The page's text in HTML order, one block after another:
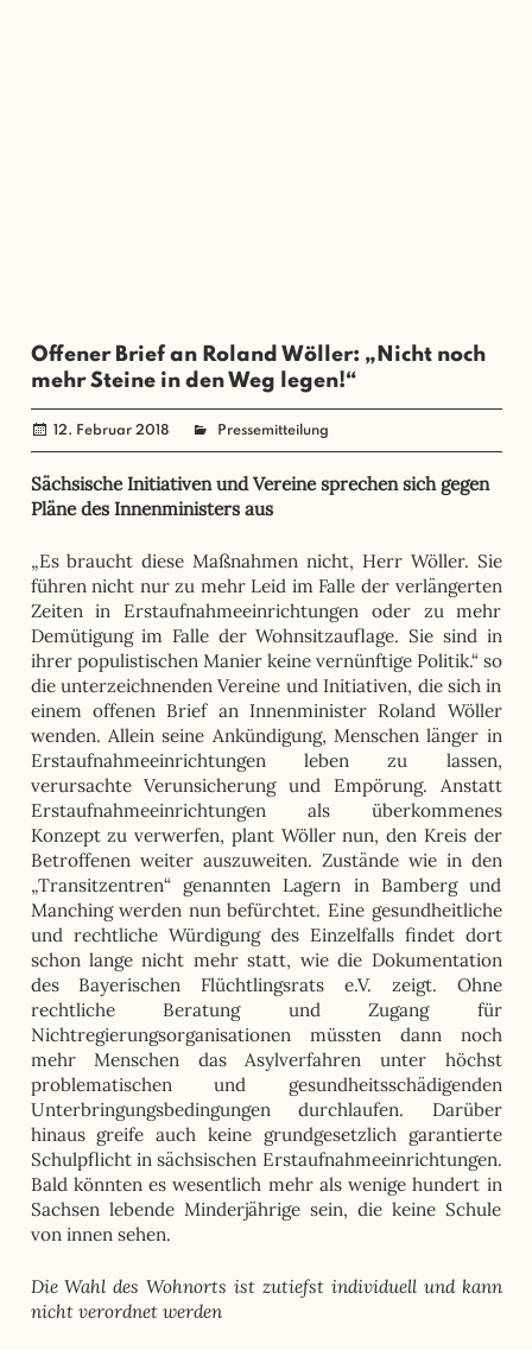
Offener Brief an Roland Wöller: „Nicht noch
mehr Steine in den Weg legen!“
12. Februar 2018 administrator
Pressemitteilung
Sächsische Initiativen und Vereine sprechen sich gegen
Pläne des Innenministers aus
„Es braucht diese Maßnahmen nicht, Herr Wöller. Sie
führen nicht nur zu mehr Leid im Falle der verlängerten
Zeiten in Erstaufnahmeeinrichtungen oder zu mehr
Demütigung im Falle der Wohnsitzauflage. Sie sind in
ihrer populistischen Manier keine vernünftige Politik.“ so
die unterzeichnenden Vereine und Initiativen, die sich in
einem offenen Brief an Innenminister Roland Wöller
wenden. Allein seine Ankündigung, Menschen länger in
Erstaufnahmeeinrichtungen leben zu lassen,
verursachte Verunsicherung und Empörung. Anstatt
Erstaufnahmeeinrichtungen als überkommenes
Konzept zu verwerfen, plant Wöller nun, den Kreis der
Betroffenen weiter auszuweiten. Zustände wie in den
„Transitzentren“ genannten Lagern in Bamberg und
Manching werden nun befürchtet. Eine gesundheitliche
und rechtliche Würdigung des Einzelfalls findet dort
schon lange nicht mehr statt, wie die Dokumentation
des Bayerischen Flüchtlingsrats e.V. zeigt. Ohne
rechtliche Beratung und Zugang für
Nichtregierungsorganisationen müssten dann noch
mehr Menschen das Asylverfahren unter höchst
problematischen und gesundheitsschädigenden
Unterbringungsbedingungen durchlaufen. Darüber
hinaus greife auch keine grundgesetzlich garantierte
Schulpflicht in sächsischen Erstaufnahmeeinrichtungen.
Bald könnten es wesentlich mehr als wenige hundert in
Sachsen lebende Minderjährige sein, die keine Schule
von innen sehen.
Die Wahl des Wohnorts ist zutiefst individuell und kann
nicht verordnet werden